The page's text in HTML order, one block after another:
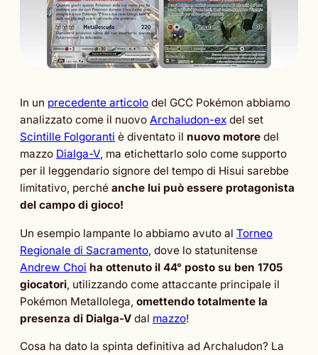
In un precedente articolo del GCC Pokémon abbiamo
analizzato come il nuovo Archaludon-ex del set
Scintille Folgoranti è diventato il nuovo motore del
mazzo Dialga-V, ma etichettarlo solo come supporto
per il leggendario signore del tempo di Hisui sarebbe
limitativo, perché anche lui può essere protagonista
del campo di gioco!
Un esempio lampante lo abbiamo avuto al Torneo
Regionale di Sacramento, dove lo statunitense
Andrew Choi ha ottenuto il 44° posto su ben 1705
giocatori, utilizzando come attaccante principale il
Pokémon Metallolega, omettendo totalmente la
presenza di Dialga-V dal mazzo!
Cosa ha dato la spinta definitiva ad Archaludon? La